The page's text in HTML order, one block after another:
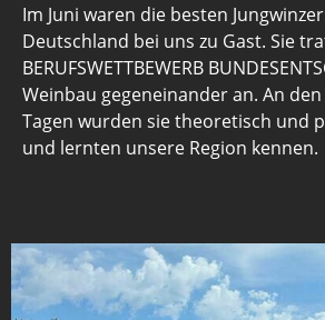
Im Juni waren die besten
Deutschland bei uns zu Gast. Sie
BERUFSWETTBEWERB
Weinbau gegeneinander an. An
Tagen wurden sie theoretisch und
und lernten unsere Region kennen.